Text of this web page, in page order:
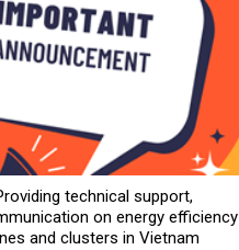
technical support,
on energy efficiency
and clusters in Vietnam